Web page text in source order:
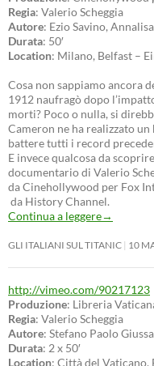
Regia: Valerio Scheggia
Autore: Ezio Savino,
Durata: 50′
Location: Milano, Belfast –
Cosa non sappiamo ancora
1912 naufragò dopo
morti? Poco o nulla, si
Cameron ne ha realizzato
battere tutti i record
E invece qualcosa da
documentario di Valerio
da Cinehollywood per Fox
da History Channel.
Continua a leggere→
GLI ITALIANI SUL TITANIC 10
http://vimeo.com/90217123
Produzione: Libreria
Regia: Valerio Scheggia
Autore: Stefano Paolo
Durata: 2 x 50′
Location: Città del Vaticano,